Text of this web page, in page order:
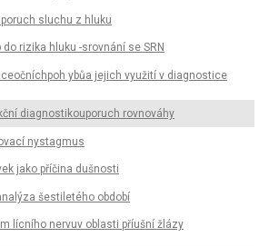
sluchu z hluku
do rizika hluku -srovnání se SRN
ybůa jejich využití v diagnostice
diagnostikouporuch rovnováhy
nystagmus
jako příčina dušnosti
šestiletého období
lícního nervuv oblasti příušní žlázy